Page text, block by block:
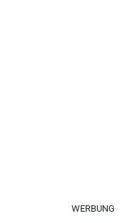
WERBUNG